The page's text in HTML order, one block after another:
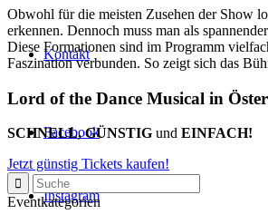
Kontakt
Facebook
Instagram
Obwohl für die meisten Zusehen der Show
erkennen. Dennoch muss man als
Diese Formationen sind im Programm
Faszination verbunden. So zeigt sich das
Lord of the Dance Musical in
SCHNELL, GÜNSTIG und EINFACH!
Jetzt günstig Tickets kaufen!
Eventkategorien